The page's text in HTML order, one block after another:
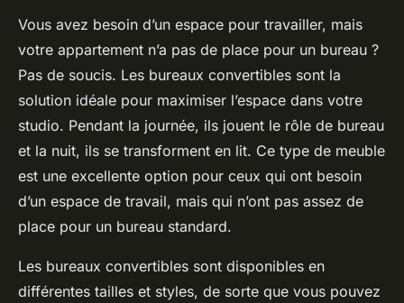
Vous avez besoin d’un espace pour travailler, mais
votre appartement n’a pas de place pour un bureau ?
Pas de soucis. Les bureaux convertibles sont la
solution idéale pour maximiser l’espace dans votre
studio. Pendant la journée, ils jouent le rôle de bureau
et la nuit, ils se transforment en lit. Ce type de meuble
est une excellente option pour ceux qui ont besoin
d’un espace de travail, mais qui n’ont pas assez de
place pour un bureau standard.
Les bureaux convertibles sont disponibles en
différentes tailles et styles, de sorte que vous pouvez